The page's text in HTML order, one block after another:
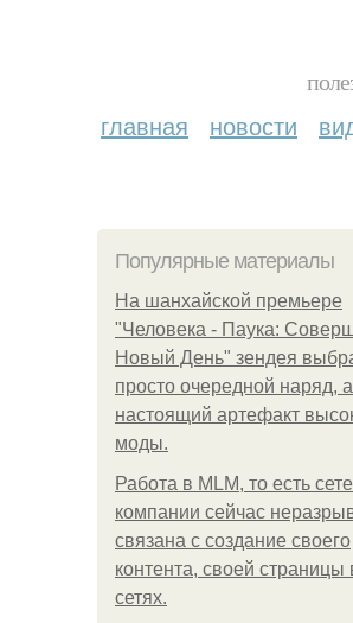
главная новости
Популярные материалы
На шанхайской премьере
"Человека - Паука:
Новый День" зендея
просто очередной наряд, а
настоящий артефакт
моды.
Работа в MLM, то есть
компании сейчас
связана с создание своего
контента, своей страницы
сетях.